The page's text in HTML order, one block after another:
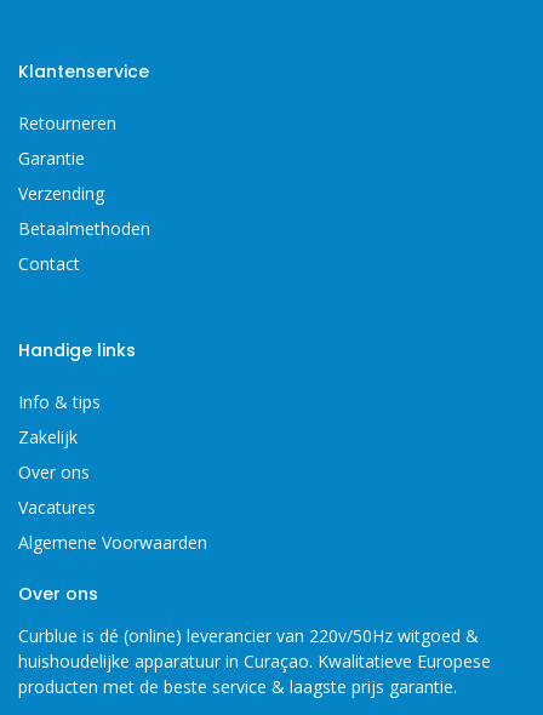
Klantenservice
Retourneren
Garantie
Verzending
Betaalmethoden
Contact
Handige links
Info & tips
Zakelijk
Over ons
Vacatures
Algemene Voorwaarden
Over ons
Curblue is dé (online) leverancier van 220v/50Hz witgoed &
huishoudelijke apparatuur in Curaçao. Kwalitatieve Europese
producten met de beste service & laagste prijs garantie.